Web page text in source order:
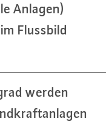
Anlagen)
Flussbild
werden